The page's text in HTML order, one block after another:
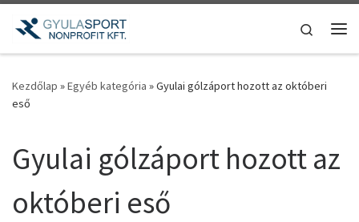
Teljes tartalom megjelenítése
Search
Kezdőlap »Egyéb kategória »Gyulai gólzáport hozott az októberi
eső
Gyulai gólzáport hozott az
októberi eső